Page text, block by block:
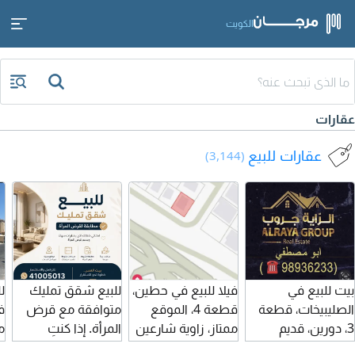
الكويت
عقارات
عقارات للبيع (3,144)
بيت للبيع في
الصليبيخات، قطعة
3، دورين، قديم
ويحتاج إلى هدم،
فيلا للبيع في حطين،
قطعة 4، الموقع
ممتاز، زاوية شارعين
على شارع عام مقابل
للبيع شقق تمليك
متوافقة مع قرض
المرأة. إذا كنتِ
تبحثين عن شقة